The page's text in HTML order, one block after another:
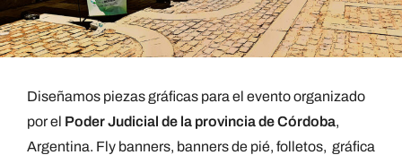
Diseñamos piezas gráficas para el evento organizado
por el Poder Judicial de la provincia de Córdoba,
Argentina. Fly banners, banners de pié, folletos, gráfica